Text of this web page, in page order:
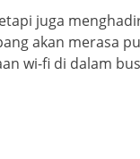
juga
akan merasa
wi-fi di dalam